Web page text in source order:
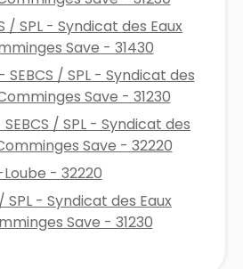
/ SPL - Syndicat des Eaux
Save - 31430
/ SPL - Syndicat des
Save - 31230
/ SPL - Syndicat des
Save - 32220
- 32220
SPL - Syndicat des Eaux
Save - 31230